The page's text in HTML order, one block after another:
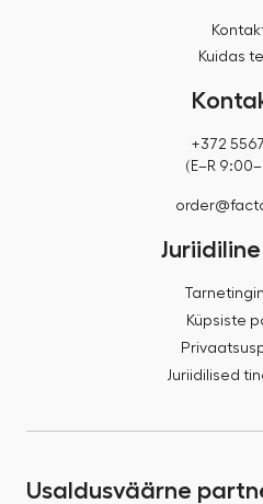
Kuidas
+372
(E–R
Küpsiste
Juriidilised
Usaldusväärne